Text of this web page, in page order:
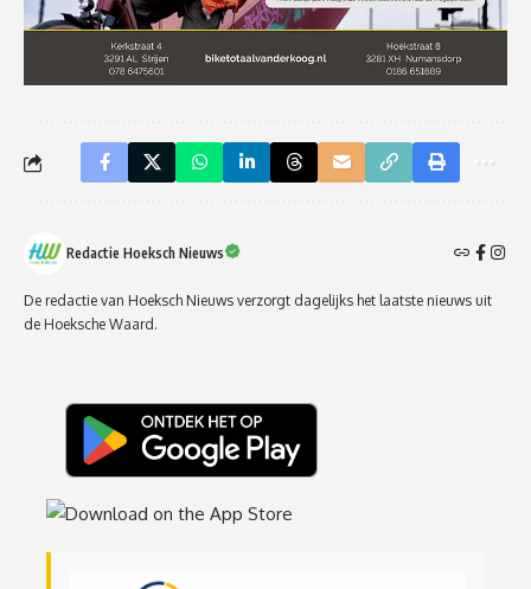
Redactie Hoeksch Nieuws
De redactie van Hoeksch Nieuws verzorgt dagelijks het laatste nieuws uit
de Hoeksche Waard.